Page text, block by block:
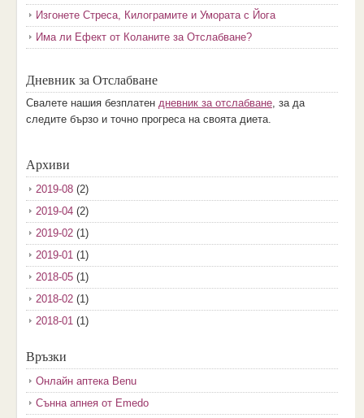
Изгонете Стреса, Килограмите и Умората с Йога
Има ли Ефект от Коланите за Отслабване?
Дневник за Отслабване
Свалете нашия безплатен дневник за отслабване, за да
следите бързо и точно прогреса на своята диета.
Архиви
2019-08(2)
2019-04(2)
2019-02(1)
2019-01(1)
2018-05(1)
2018-02(1)
2018-01(1)
2017-11
2017-10(3)
2017-08(3)
Връзки
Онлайн аптека Benu
Сънна апнея от Emedo